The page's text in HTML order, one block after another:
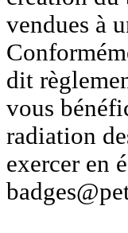
vendues à
dit
vous
radiation
exercer en